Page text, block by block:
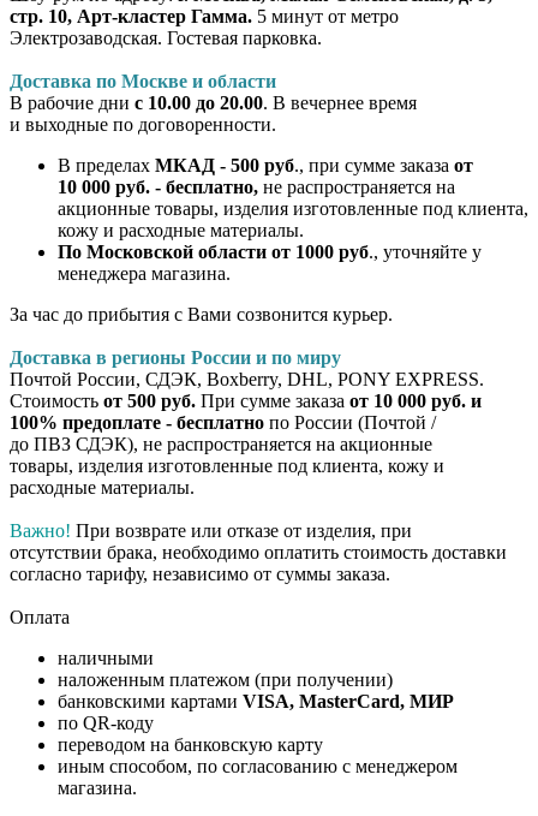
стр. 10, Арт-кластер Гамма. 5 минут от метро
Электрозаводская. Гостевая парковка.
Доставка по Москве и области
В рабочие дни с 10.00 до 20.00. В вечернее время
и выходные по договоренности.
В пределах МКАД - 500 руб., при сумме заказа от
10 000 руб. - бесплатно, не распространяется на
акционные товары, изделия изготовленные под клиента,
кожу и расходные материалы.
По Московской области от 1000 руб., уточняйте у
менеджера магазина.
За час до прибытия с Вами созвонится курьер.
Доставка в регионы России и по миру
Почтой России, СДЭК, Boxberry, DHL, PONY EXPRESS.
Стоимость от 500 руб. При сумме заказа от 10 000 руб. и
100% предоплате - бесплатно по России (Почтой /
до ПВЗ СДЭК), не распространяется на акционные
товары, изделия изготовленные под клиента, кожу и
расходные материалы.
Важно! При возврате или отказе от изделия, при
отсутствии брака, необходимо оплатить стоимость доставки
согласно тарифу, независимо от суммы заказа.
Оплата
наличными
наложенным платежом (при получении)
банковскими картами VISA, MasterCard, МИР
по QR-коду
переводом на банковскую карту
иным способом, по согласованию с менеджером
магазина.